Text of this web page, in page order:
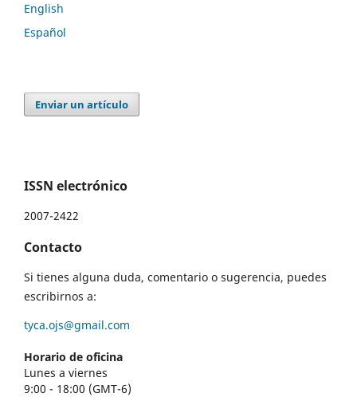
English
Español
Enviar un artículo
ISSN electrónico
2007-2422
Contacto
Si tienes alguna duda, comentario o sugerencia, puedes
escribirnos a:
tyca.ojs@gmail.com
Horario de oficina
Lunes a viernes
9:00 - 18:00 (GMT-6)